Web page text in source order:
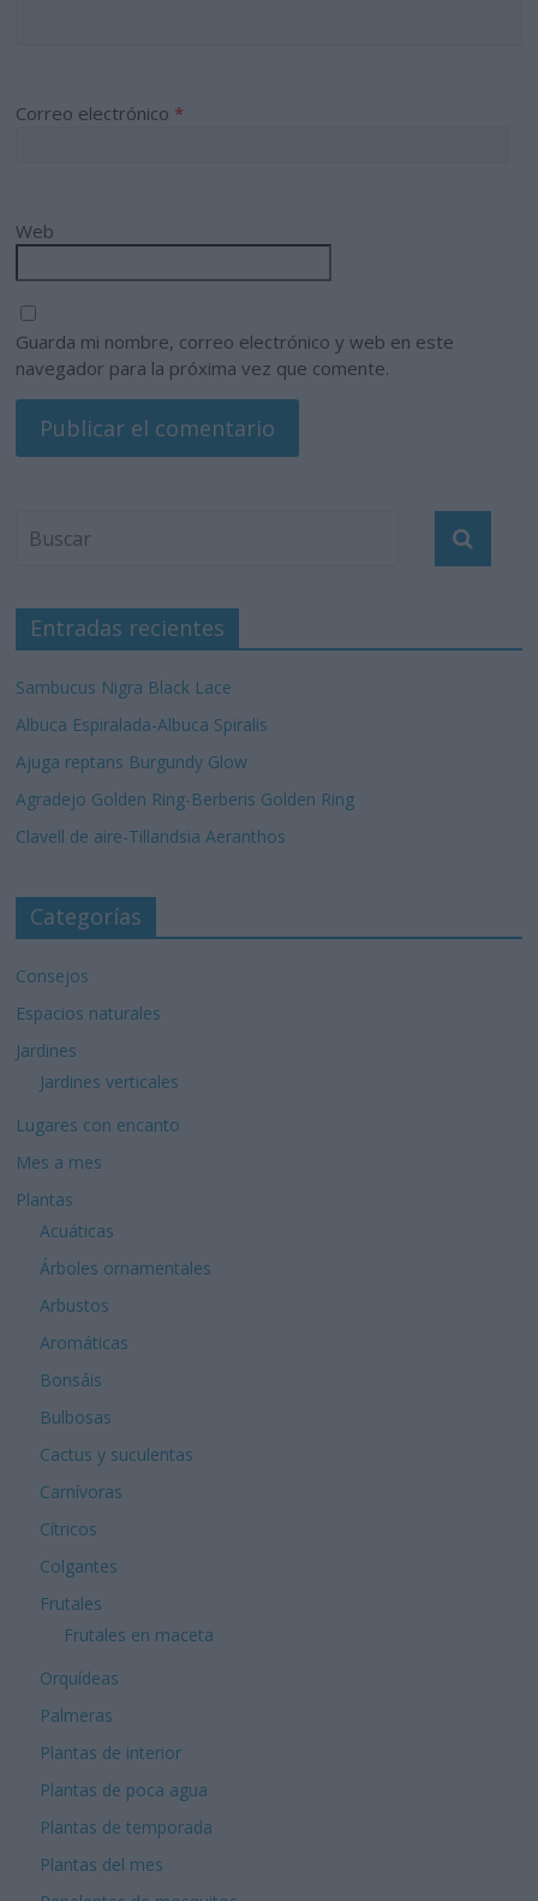
Correo electrónico *
Web
Guarda mi nombre, correo electrónico y web en este
navegador para la próxima vez que comente.
Entradas recientes
Sambucus Nigra Black Lace
Albuca Espiralada-Albuca Spiralis
Ajuga reptans Burgundy Glow
Agradejo Golden Ring-Berberis Golden Ring
Clavell de aire-Tillandsia Aeranthos
Categorías
Consejos
Espacios naturales
Jardines
Jardines verticales
Lugares con encanto
Mes a mes
Plantas
Acuáticas
Árboles ornamentales
Arbustos
Aromáticas
Bonsáis
Bulbosas
Cactus y suculentas
Carnívoras
Cítricos
Colgantes
Frutales
Frutales en maceta
Orquídeas
Palmeras
Plantas de interior
Plantas de poca agua
Plantas de temporada
Plantas del mes